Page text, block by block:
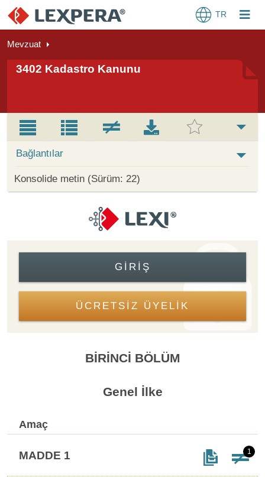
TR
Mevzuat
3402 Kadastro Kanunu
Bağlantılar
Konsolide metin (Sürüm: 22)
GIRIŞ
ÜCRETSİZ ÜYELİK
BİRİNCİ BÖLÜM
Genel İlke
Amaç
MADDE 1 1